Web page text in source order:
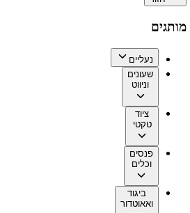
מותגים
נעליים
שעונים
וניווט
ציוד
טקטי
פנסים
וכלים
ביגוד
ואאוטדור